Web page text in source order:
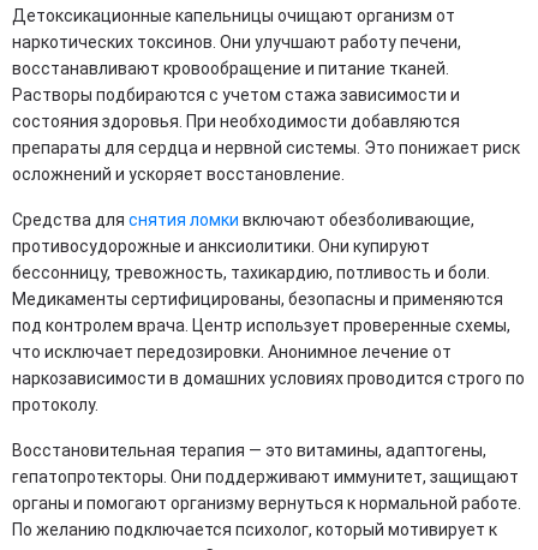
Детоксикационные капельницы очищают организм от
наркотических токсинов. Они улучшают работу печени,
восстанавливают кровообращение и питание тканей.
Растворы подбираются с учетом стажа зависимости и
состояния здоровья. При необходимости добавляются
препараты для сердца и нервной системы. Это понижает риск
осложнений и ускоряет восстановление.
Средства для снятия ломки включают обезболивающие,
противосудорожные и анксиолитики. Они купируют
бессонницу, тревожность, тахикардию, потливость и боли.
Медикаменты сертифицированы, безопасны и применяются
под контролем врача. Центр использует проверенные схемы,
что исключает передозировки. Анонимное лечение от
наркозависимости в домашних условиях проводится строго по
протоколу.
Восстановительная терапия — это витамины, адаптогены,
гепатопротекторы. Они поддерживают иммунитет, защищают
органы и помогают организму вернуться к нормальной работе.
По желанию подключается психолог, который мотивирует к